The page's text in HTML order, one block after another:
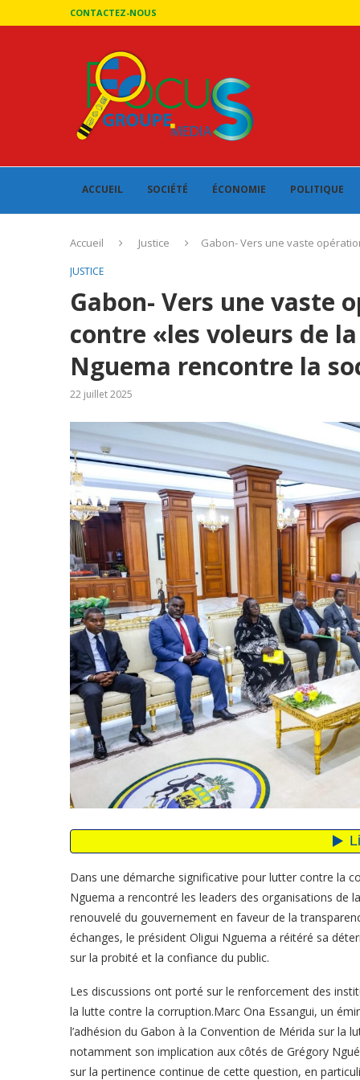
CONTACTEZ-NOUS
ACCUEIL SOCIÉTÉ ÉCONOMIE POLITIQUE
Accueil Justice Gabon- Vers une vaste
JUSTICE
Gabon- Vers une vaste
contre «les voleurs de
Nguema rencontre la
22 juillet 2025
Dans une démarche significative pour lutter contre la
Nguema a rencontré les leaders des organisations de
renouvelé du gouvernement en faveur de la
échanges, le président Oligui Nguema a réitéré sa
sur la probité et la confiance du public.
Les discussions ont porté sur le renforcement des
la lutte contre la corruption.Marc Ona Essangui, un
l’adhésion du Gabon à la Convention de Mérida sur la
notamment son implication aux côtés de Grégory
sur la pertinence continue de cette question, en